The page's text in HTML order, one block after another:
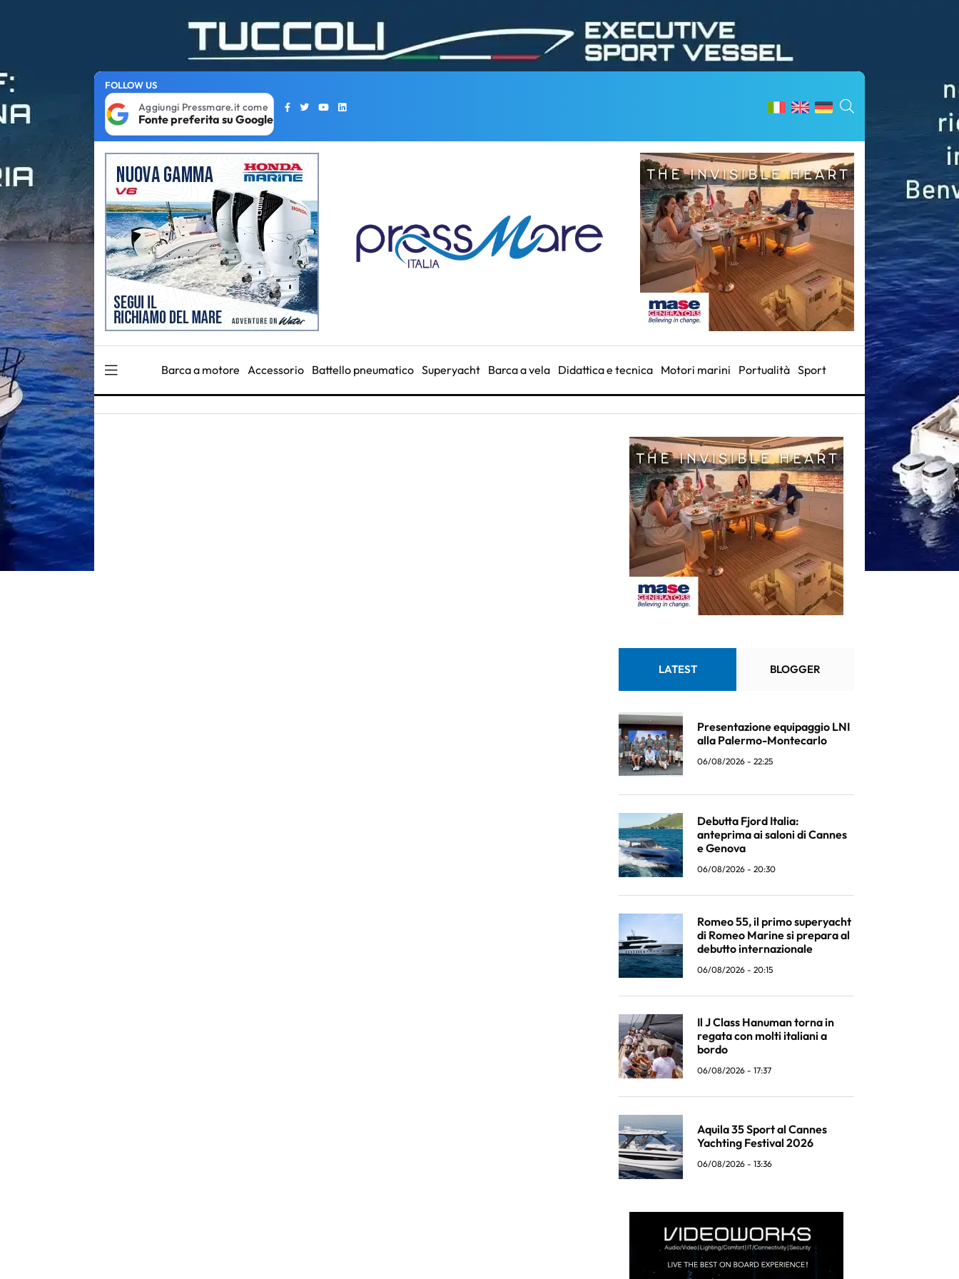
FOLLOW US
Aggiungi Pressmare.it come
Fonte preferita su Google
Barca a motore Accessorio Battello pneumatico Superyacht Barca a vela Didattica e tecnica Motori marini Portualità Sport
LATEST BLOGGER
Presentazione equipaggio LNI
alla Palermo-Montecarlo
06/08/2026 - 22:25
Debutta Fjord Italia:
anteprima ai saloni di Cannes
e Genova
06/08/2026 - 20:30
Romeo 55, il primo superyacht
di Romeo Marine si prepara al
debutto internazionale
06/08/2026 - 20:15
Il J Class Hanuman torna in
regata con molti italiani a
bordo
06/08/2026 - 17:37
Aquila 35 Sport al Cannes
Yachting Festival 2026
06/08/2026 - 13:36